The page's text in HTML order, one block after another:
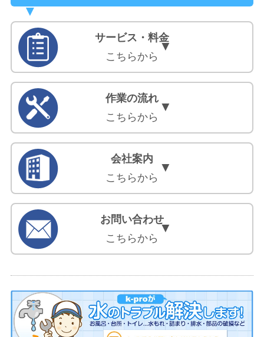
サービス・料金
こちらから
作業の流れ
こちらから
会社案内
こちらから
お問い合わせ
こちらから